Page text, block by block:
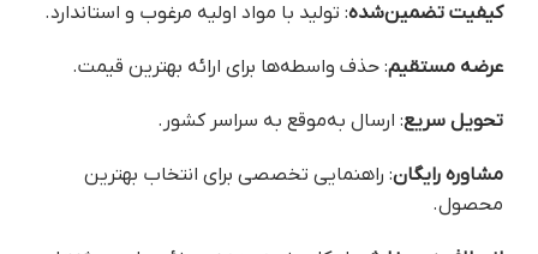
کیفیت تضمین‌شده: تولید با مواد اولیه مرغوب و استاندارد.
عرضه مستقیم: حذف واسطه‌ها برای ارائه بهترین قیمت.
تحویل سریع: ارسال به‌موقع به سراسر کشور.
مشاوره رایگان: راهنمایی تخصصی برای انتخاب بهترین
محصول.